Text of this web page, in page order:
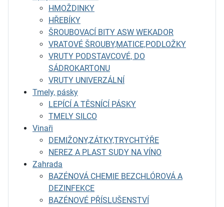
HMOŽDINKY
HŘEBÍKY
ŠROUBOVACÍ BITY ASW WEKADOR
VRATOVÉ ŠROUBY,MATICE,PODLOŽKY
VRUTY PODSTAVCOVÉ, DO
SÁDROKARTONU
VRUTY UNIVERZÁLNÍ
Tmely, pásky
LEPÍCÍ A TĚSNÍCÍ PÁSKY
TMELY SILCO
Vinaři
DEMIŽONY,ZÁTKY,TRYCHTÝŘE
NEREZ A PLAST SUDY NA VÍNO
Zahrada
BAZÉNOVÁ CHEMIE BEZCHLÓROVÁ A
DEZINFEKCE
BAZÉNOVÉ PŘÍSLUŠENSTVÍ